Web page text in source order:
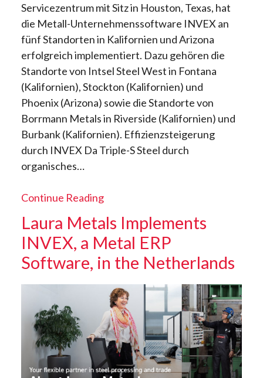
Servicezentrum mit Sitz in Houston, Texas, hat
die Metall-Unternehmenssoftware INVEX an
fünf Standorten in Kalifornien und Arizona
erfolgreich implementiert. Dazu gehören die
Standorte von Intsel Steel West in Fontana
(Kalifornien), Stockton (Kalifornien) und
Phoenix (Arizona) sowie die Standorte von
Borrmann Metals in Riverside (Kalifornien) und
Burbank (Kalifornien). Effizienzsteigerung
durch INVEX Da Triple-S Steel durch
organisches…
Continue Reading
Laura Metals Implements
INVEX, a Metal ERP
Software, in the Netherlands